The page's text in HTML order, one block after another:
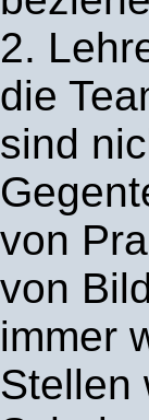
2.
die
sind
von
von
immer
Stellen